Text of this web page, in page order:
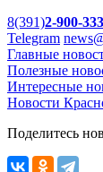
8(391)2-900-333
Telegram
Главные
Полезные
Интересные
Новости
Поделитесь